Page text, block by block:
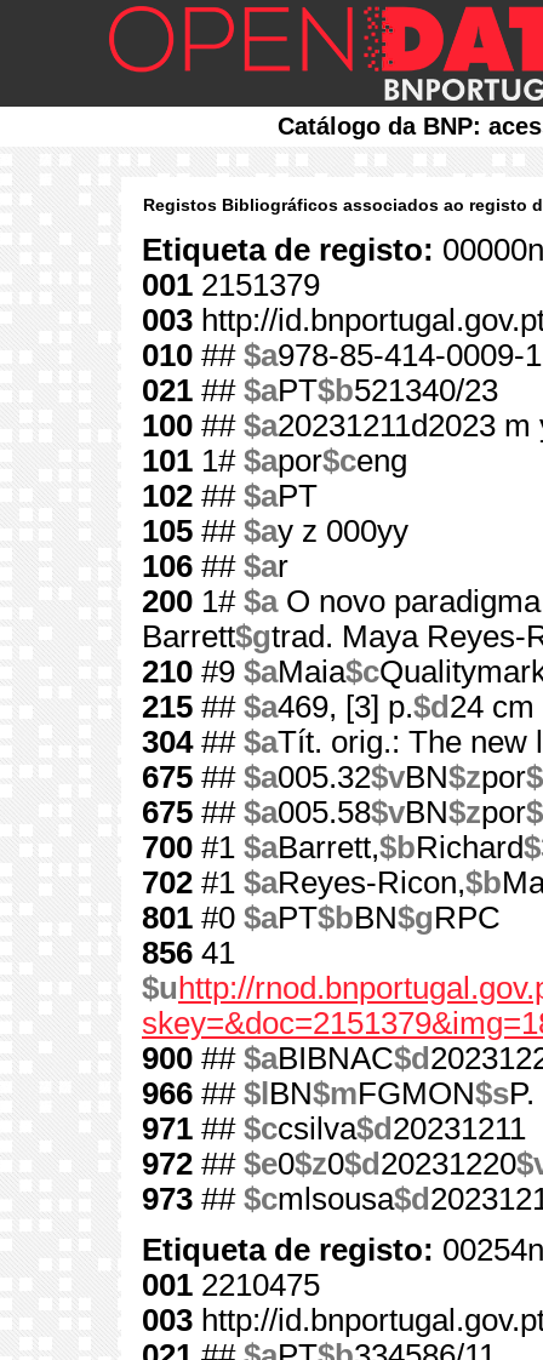
Catálogo da BNP:
Registos Bibliográficos associados ao registo
Etiqueta de registo:
001 2151379
003 http://
010 ## $a978-85-414-0009-1
021 ## $aPT$b521340/23
100 ## $a20231211d2023
101 1# $apor$ceng
102 ## $aPT
105 ## $ay z 000yy
106 ## $ar
200 1# $aO novo
Barrett$gtrad. Maya Reyes-
210 #9 $aMaia$c
215 ## $a469, [3] p.$d 24 cm
304## $aTít. orig.: The new
675 ## $a005.32$vBN$zpor
675 ## $a005.58$vBN$zpor
700 #1 $aBarrett,$bRichard
702 #1 $aReyes-Ricon,$b
801 #0 $aPT$bBN$gRPC
856 41
$u http://
900 ## $aBIBNAC$d
966 ## $l BN$mFGMON$s
971 ## $ccsilva$d 20231211
972 ## $e0$z0$d 20231220
973 ## $cmlsousa$d
Etiqueta de registo:
001 2210475
003 http://